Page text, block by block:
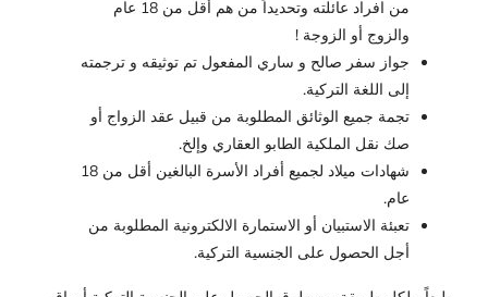
من افراد عائلته وتحديداً من هم أقل من 18 عام
والزوج أو الزوجة !
جواز سفر صالح و ساري المفعول تم توثيقه و ترجمته
إلى اللغة التركية.
تجمة جميع الوثائق المطلوبة من قبيل عقد الزواج أو
صك نقل الملكية الطابو العقاري وإلخ.
شهادات ميلاد لجميع أفراد الأسرة البالغين أقل من 18
عام.
تعبئة الاستبيان أو الاستمارة الالكترونية المطلوبة من
أجل الحصول على الجنسية التركية.